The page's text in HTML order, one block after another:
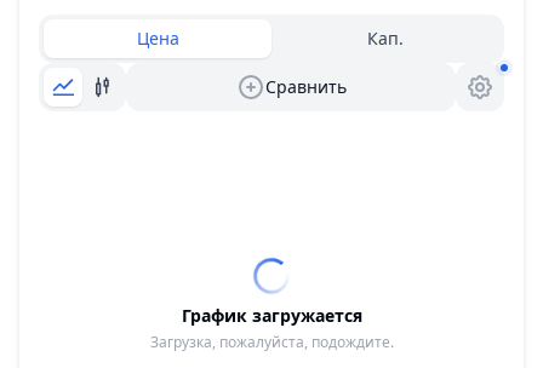
Цена Кап.
Сравнить
График загружается
Загрузка, пожалуйста, подождите.